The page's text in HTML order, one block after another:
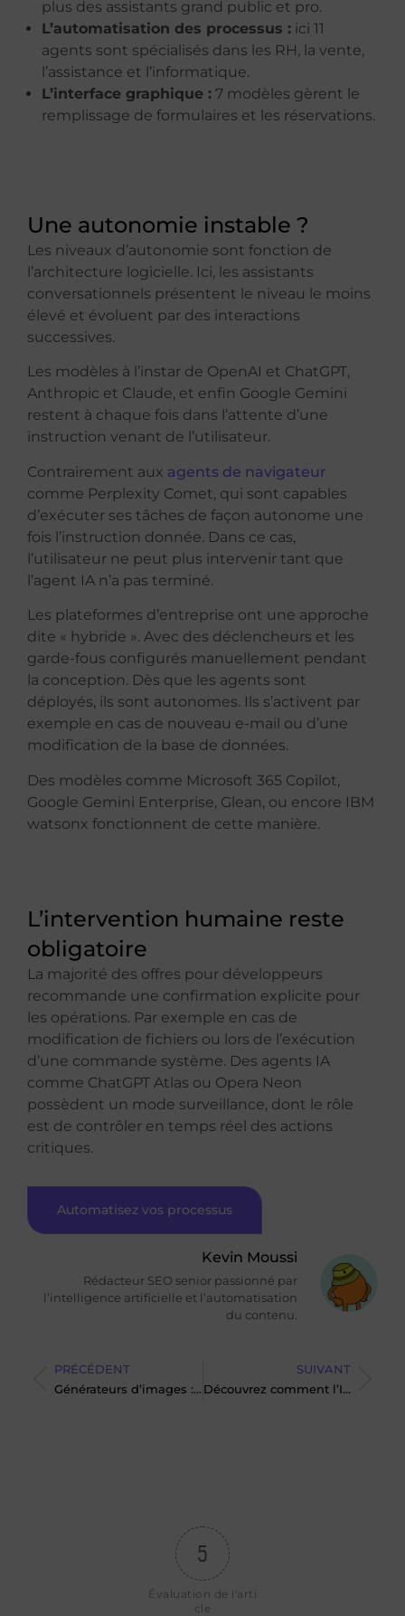
plus des assistants grand public et pro.
L’automatisation des processus : ici 11
agents sont spécialisés dans les RH, la vente,
l’assistance et l’informatique.
L’interface graphique : 7 modèles gèrent le
remplissage de formulaires et les réservations.
Une autonomie instable ?
Les niveaux d’autonomie sont fonction de
l’architecture logicielle. Ici, les assistants
conversationnels présentent le niveau le moins
élevé et évoluent par des interactions
successives.
Les modèles à l’instar de OpenAI et ChatGPT,
Anthropic et Claude, et enfin Google Gemini
restent à chaque fois dans l’attente d’une
instruction venant de l’utilisateur.
Contrairement aux agents de navigateur
comme Perplexity Comet, qui sont capables
d’exécuter ses tâches de façon autonome une
fois l’instruction donnée. Dans ce cas,
l’utilisateur ne peut plus intervenir tant que
l’agent IA n’a pas terminé.
Les plateformes d’entreprise ont une approche
dite « hybride ». Avec des déclencheurs et les
garde-fous configurés manuellement pendant
la conception. Dès que les agents sont
déployés, ils sont autonomes. Ils s’activent par
exemple en cas de nouveau e-mail ou d’une
modification de la base de données.
Des modèles comme Microsoft 365 Copilot,
Google Gemini Enterprise, Glean, ou encore IBM
watsonx fonctionnent de cette manière.
L’intervention humaine reste
obligatoire
La majorité des offres pour développeurs
recommande une confirmation explicite pour
les opérations. Par exemple en cas de
modification de fichiers ou lors de l’exécution
d’une commande système. Des agents IA
comme ChatGPT Atlas ou Opera Neon
possèdent un mode surveillance, dont le rôle
est de contrôler en temps réel des actions
critiques.
Automatisez vos processus
Kevin Moussi
Rédacteur SEO senior passionné par
l’intelligence artificielle et l’automatisation
du contenu.
PRÉCÉDENT
Générateurs d’images : voici les plus performants en ce début d’année !
SUIVANT
Découvrez comment l’IA Agentique transforme les processus métiers ?
5
Évaluation de l'arti
cle